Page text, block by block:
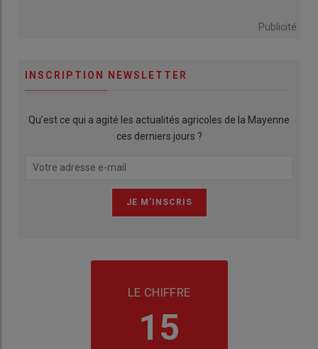
Publicité
INSCRIPTION NEWSLETTER
Qu’est ce qui a agité les actualités agricoles de la Mayenne
ces derniers jours ?
LE CHIFFRE
15